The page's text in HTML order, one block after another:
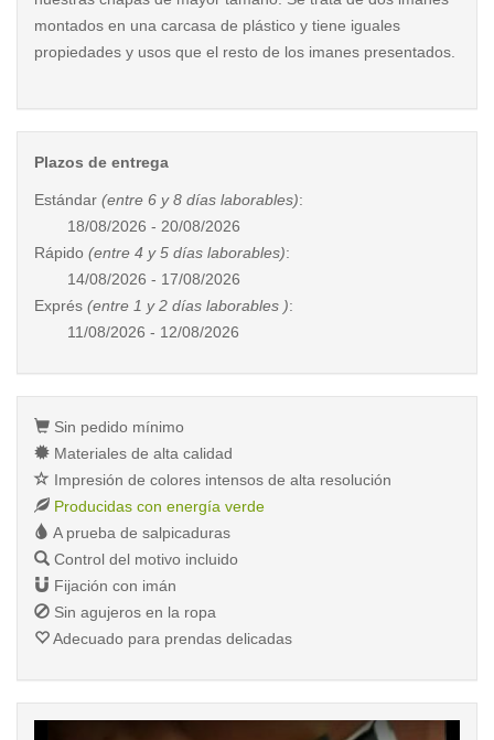
montados en una carcasa de plástico y tiene iguales
propiedades y usos que el resto de los imanes presentados.
Plazos de entrega
Estándar (entre 6 y 8 días laborables):
18/08/2026 - 20/08/2026
Rápido (entre 4 y 5 días laborables):
14/08/2026 - 17/08/2026
Exprés (entre 1 y 2 días laborables ):
11/08/2026 - 12/08/2026
Sin pedido mínimo
Materiales de alta calidad
Impresión de colores intensos de alta resolución
Producidas con energía verde
A prueba de salpicaduras
Control del motivo incluido
Fijación con imán
Sin agujeros en la ropa
Adecuado para prendas delicadas